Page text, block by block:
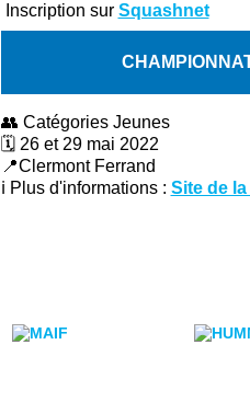
Inscription sur Squashnet
👥 Catégories Jeunes
🗓 26 et 29 mai 2022
📍Clermont Ferrand
ℹ️ Plus d'informations : Site de